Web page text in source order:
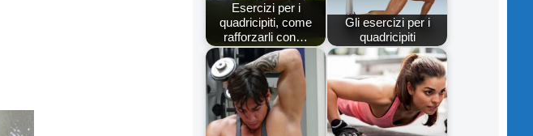
Esercizi per i
quadricipiti, come
rafforzarli con…
Gli esercizi per i
quadricipiti